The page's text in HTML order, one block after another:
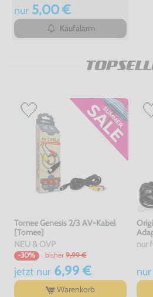
nur5,00 €
Kaufalarm
Tomee Genesis 2/3 AV-Kabel
[Tomee]
NEU & OVP
-30% bisher 9,99 €
jetzt nur6,99 €
Warenkorb
nur